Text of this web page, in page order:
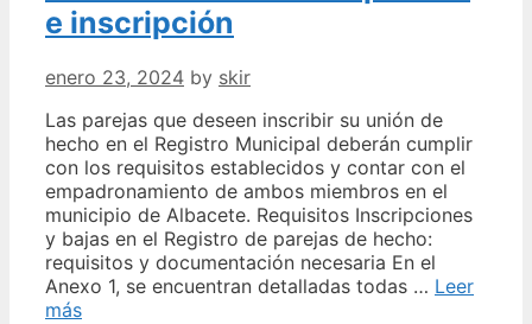
e inscripción
enero 23, 2024 by skir
Las parejas que deseen inscribir su unión de
hecho en el Registro Municipal deberán cumplir
con los requisitos establecidos y contar con el
empadronamiento de ambos miembros en el
municipio de Albacete. Requisitos Inscripciones
y bajas en el Registro de parejas de hecho:
requisitos y documentación necesaria En el
Anexo 1, se encuentran detalladas todas … Leer
másRegistro